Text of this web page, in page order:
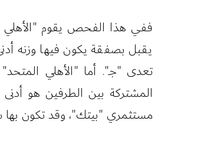
ففي هذا الفحص يقوم "الأهلي
يقبل بصفقة يكون فيها وزنه
تعدى "جـ". أما "الأهلي
المشتركة بين الطرفين هو
مستثمري "بيتك"، وقد تكون